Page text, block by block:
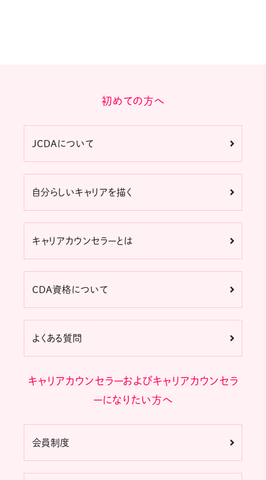
初めての方へ
JCDAについて
自分らしいキャリアを描く
キャリアカウンセラーとは
CDA資格について
よくある質問
キャリアカウンセラーおよびキャリアカウンセラ
ーになりたい方へ
会員制度